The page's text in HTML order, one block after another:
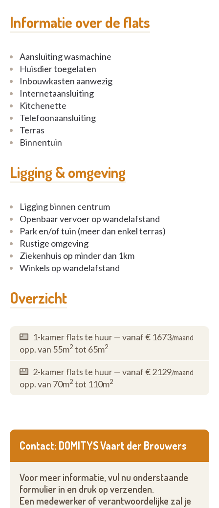
Informatie over de flats
Aansluiting wasmachine
Huisdier toegelaten
Inbouwkasten aanwezig
Internetaansluiting
Kitchenette
Telefoonaansluiting
Terras
Binnentuin
Ligging & omgeving
Ligging binnen centrum
Openbaar vervoer op wandelafstand
Park en/of tuin (meer dan enkel terras)
Rustige omgeving
Ziekenhuis op minder dan 1km
Winkels op wandelafstand
Overzicht
1-kamer flats te huur—vanaf € 1673/maand
opp. van 55m2 tot 65m2
2-kamer flats te huur—vanaf € 2129/maand
opp. van 70m2 tot 110m2
Contact: DOMITYS Vaart der Brouwers
Voor meer informatie, vul nu onderstaande
formulier in en druk op verzenden.
Een medewerker of verantwoordelijke zal je